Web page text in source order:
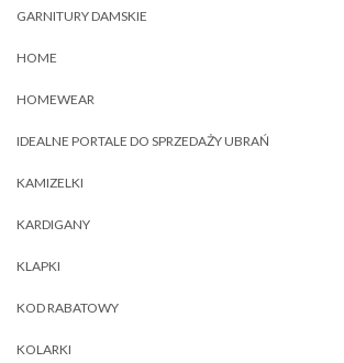
GARNITURY DAMSKIE
HOME
HOMEWEAR
IDEALNE PORTALE DO SPRZEDAŻY UBRAŃ
KAMIZELKI
KARDIGANY
KLAPKI
KOD RABATOWY
KOLARKI